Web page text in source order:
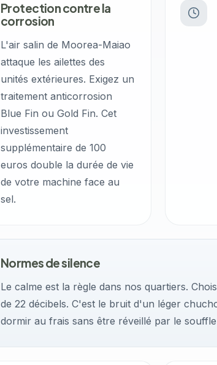
Protection contre la
corrosion
L'air salin de Moorea-Maiao
attaque les ailettes des
unités extérieures. Exigez un
traitement anticorrosion
Blue Fin ou Gold Fin. Cet
investissement
supplémentaire de 100
euros double la durée de vie
de votre machine face au
sel.
Normes de silence
Le calme est la règle dans nos quartiers.
de 22 décibels. C'est le bruit d'un léger
dormir au frais sans être réveillé par le